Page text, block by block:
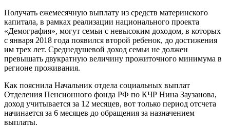
Получать ежемесячную выплату из средств материнского
капитала, в рамках реализации национального проекта
«Демография», могут семьи с невысоким доходом, в которых
с января 2018 года появился второй ребенок, до достижения
им трех лет. Среднедушевой доход семьи не должен
превышать двукратную величину прожиточного минимума в
регионе проживания.
Как пояснила Начальник отдела социальных выплат
Отделения Пенсионного фонда РФ по КЧР Нина Заузанова,
доход учитывается за 12 месяцев, вот только период отсчета
начинается за 6 месяцев до обращения за назначением
выплаты.